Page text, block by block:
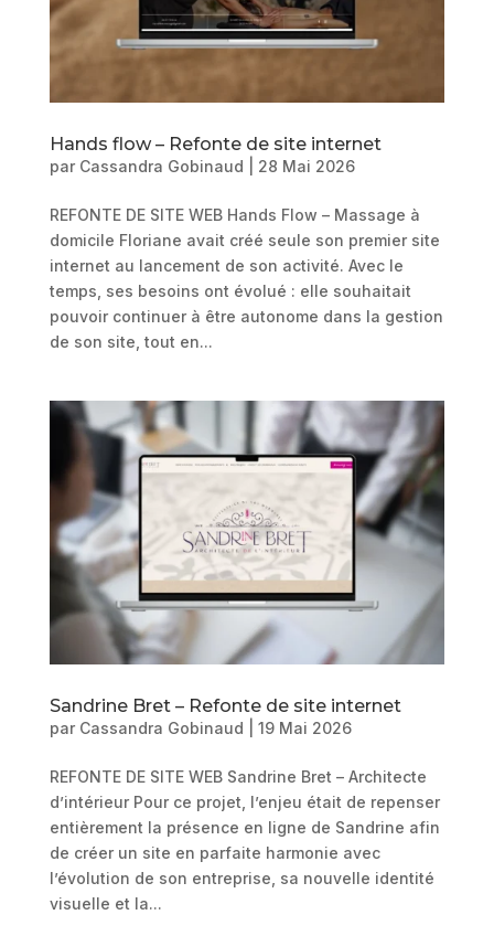
Hands flow – Refonte de site internet
par Cassandra Gobinaud 28 Mai 2026
REFONTE DE SITE WEB Hands Flow – Massage à
domicile Floriane avait créé seule son premier site
internet au lancement de son activité. Avec le
temps, ses besoins ont évolué : elle souhaitait
pouvoir continuer à être autonome dans la gestion
de son site, tout en...
Sandrine Bret – Refonte de site internet
par Cassandra Gobinaud 19 Mai 2026
REFONTE DE SITE WEB Sandrine Bret – Architecte
d’intérieur Pour ce projet, l’enjeu était de repenser
entièrement la présence en ligne de Sandrine afin
de créer un site en parfaite harmonie avec
l’évolution de son entreprise, sa nouvelle identité
visuelle et la...